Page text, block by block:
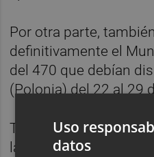
Por otra parte,
definitivamente el
del 470 que debían
(Polonia) del 22 al 29
Tras estas
las fechas de los
Uso
datos